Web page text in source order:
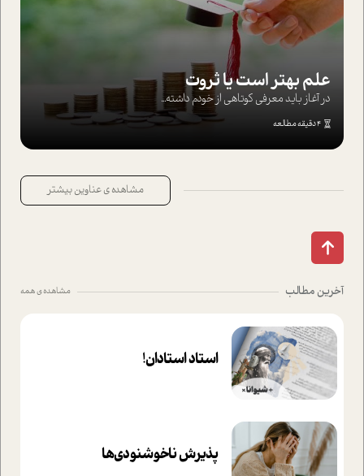
علم بهتر است یا ثروت
در آغاز باید معرفی کوتاهی از خودم داشته...
4 دقیقه مطالعه
مشاهده ی عناوین بیشتر
آخرین مطالب مشاهده ی همه
استاد استادان!
پذیرش ناخوشنودی‌ها